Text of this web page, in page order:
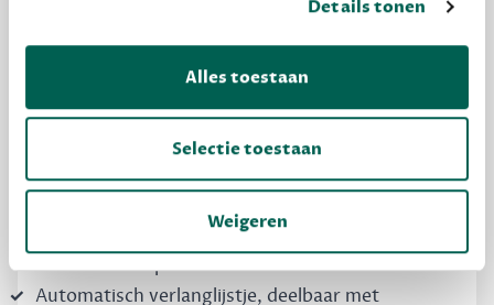
Details tonen
Alles toestaan
Selectie toestaan
Weigeren
Krijg boekentips, persoonlijk voor jou en je
Schrijf nu gratis in
Boekentips, speciaal voor jouw smaak, die je
direct kunt kopen
Automatisch verlanglijstje, deelbaar met